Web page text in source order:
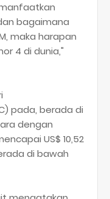
bagaimana
maka harapan
4 di dunia,"
pada, berada di
dengan
US$ 10,52
di bawah